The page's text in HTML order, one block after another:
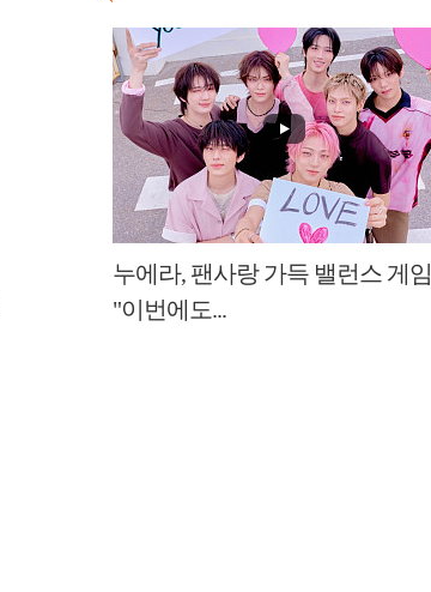
누에라, 팬사랑 가득 밸런스 게임
"이번에도...